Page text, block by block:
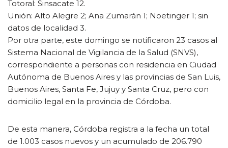
Totoral: Sinsacate 12.
Unión: Alto Alegre 2; Ana Zumarán 1; Noetinger 1; sin
datos de localidad 3.
Por otra parte, este domingo se notificaron 23 casos al
Sistema Nacional de Vigilancia de la Salud (SNVS),
correspondiente a personas con residencia en Ciudad
Autónoma de Buenos Aires y las provincias de San Luis,
Buenos Aires, Santa Fe, Jujuy y Santa Cruz, pero con
domicilio legal en la provincia de Córdoba.
De esta manera, Córdoba registra a la fecha un total
de 1.003 casos nuevos y un acumulado de 206.790